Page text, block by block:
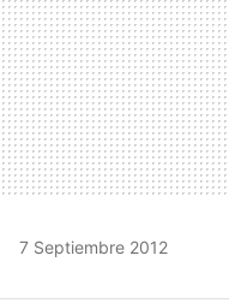
7 Septiembre 2012